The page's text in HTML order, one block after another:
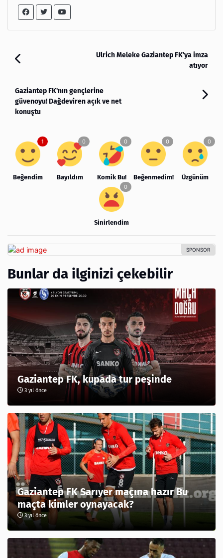
Ulrich Meleke Gaziantep FK’ya imza
atıyor
Gaziantep FK'nın gençlerine
güvenoyu! Dağdeviren açık ve net
konuştu
Beğendim Bayıldım Komik Bu! Beğenmedim! Üzgünüm
Sinirlendim
Bunlar da ilginizi çekebilir
Gaziantep FK, kupada tur peşinde
3 yıl önce
Gaziantep FK Sarıyer maçına hazır Bu
maçta kimler oynayacak?
3 yıl önce